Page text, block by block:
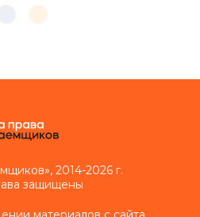
2014-2026 г.
защищены